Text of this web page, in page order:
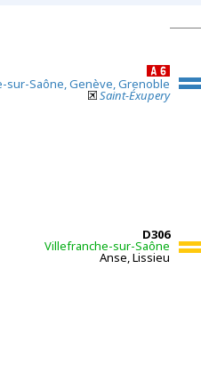
sur-Saône, Genève, Grenoble
Saint-Éxupery
D306
Villefranche-sur-Saône
Anse, Lissieu